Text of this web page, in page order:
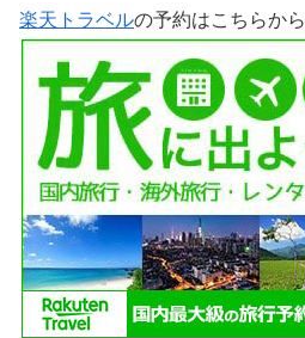
楽天トラベルの予約はこちらから